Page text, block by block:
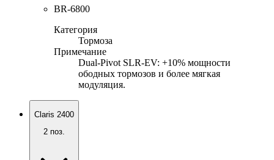
BR-6800
Категория
Тормоза
Примечание
Dual-Pivot SLR-EV: +10% мощности
ободных тормозов и более мягкая
модуляция.
Claris 2400
2 поз.